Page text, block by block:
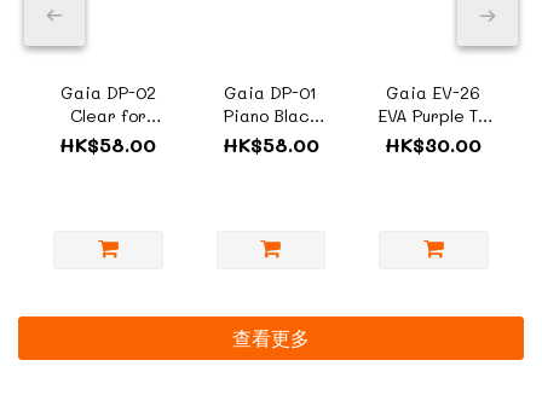
Gaia DP-02
Clear for
Metallic 50ml
HK$58.00
Gaia DP-01
Piano Black
50ml
HK$58.00
Gaia EV-26
EVA Purple TV
Ver. 15ml
HK$30.00
查看更多